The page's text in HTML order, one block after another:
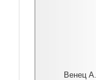
Венец